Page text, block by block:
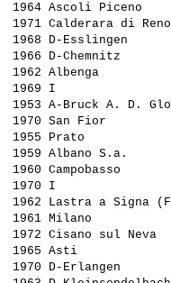
1964 Ascoli Piceno
1971 Calderara di
1968 D-Esslingen
1966 D-Chemnitz
1962 Albenga
1969 I
1953 A-Bruck A. D.
1970 San Fior
1955 Prato
1959 Albano S.a.
1960 Campobasso
1970 I
1962 Lastra a Signa
1961 Milano
1972 Cisano sul
1965 Asti
1970 D-Erlangen